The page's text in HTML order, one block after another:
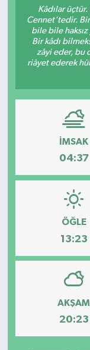
Kâdılar
Cennet'tedir.
bile bile
Bir kâdı
zâyi eder, bu
riâyet ederek
İMSAK
04:37
ÖĞLE
13:23
AKŞAM
20:23
RESMİ